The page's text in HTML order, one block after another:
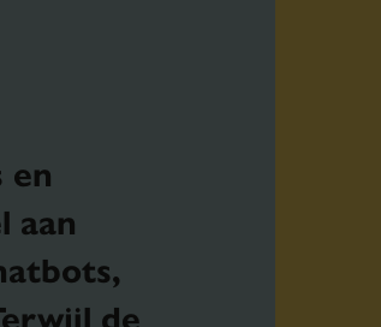
en
aan
de